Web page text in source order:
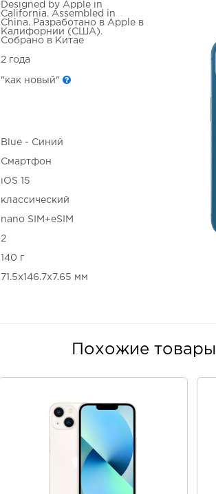
Designed by Apple in
California. Assembled in
China. Разработано в Apple в
Калифорнии (США).
Собрано в Китае
2 года
"как новый"
Blue - Синий
Смартфон
iOS 15
классический
nano SIM+eSIM
2
140 г
71.5x146.7x7.65 мм
Похожие товары